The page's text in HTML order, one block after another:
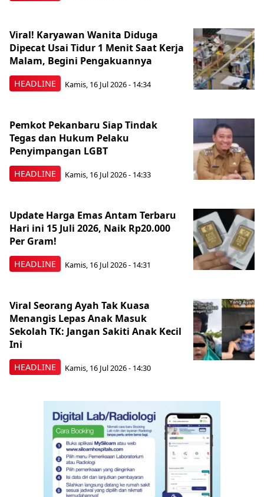
HEADLINE
Viral! Karyawan Wanita Diduga
Dipecat Usai Tidur 1 Menit Saat Kerja
Malam, Begini Pengakuannya
Kamis, 16 Jul 2026 - 14:34
HEADLINE
Pemkot Pekanbaru Siap Tindak
Tegas dan Hukum Pelaku
Penyimpangan LGBT
Kamis, 16 Jul 2026 - 14:33
HEADLINE
Update Harga Emas Antam Terbaru
Hari ini 15 Juli 2026, Naik Rp20.000
Per Gram!
Kamis, 16 Jul 2026 - 14:31
HEADLINE
Viral Seorang Ayah Tak Kuasa
Menangis Lepas Anak Masuk
Sekolah TK: Jangan Sakiti Anak Kecil
Ini
Kamis, 16 Jul 2026 - 14:30